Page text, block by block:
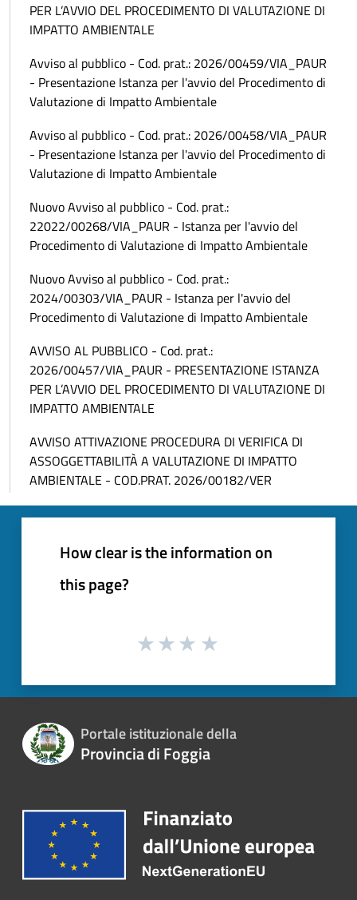
PER L’AVVIO DEL PROCEDIMENTO DI VALUTAZIONE DI
IMPATTO AMBIENTALE
Avviso al pubblico - Cod. prat.: 2026/00459/VIA_PAUR
- Presentazione Istanza per l'avvio del Procedimento di
Valutazione di Impatto Ambientale
Avviso al pubblico - Cod. prat.: 2026/00458/VIA_PAUR
- Presentazione Istanza per l'avvio del Procedimento di
Valutazione di Impatto Ambientale
Nuovo Avviso al pubblico - Cod. prat.:
22022/00268/VIA_PAUR - Istanza per l'avvio del
Procedimento di Valutazione di Impatto Ambientale
Nuovo Avviso al pubblico - Cod. prat.:
2024/00303/VIA_PAUR - Istanza per l'avvio del
Procedimento di Valutazione di Impatto Ambientale
AVVISO AL PUBBLICO - Cod. prat.:
2026/00457/VIA_PAUR - PRESENTAZIONE ISTANZA
PER L’AVVIO DEL PROCEDIMENTO DI VALUTAZIONE DI
IMPATTO AMBIENTALE
AVVISO ATTIVAZIONE PROCEDURA DI VERIFICA DI
ASSOGGETTABILITÀ A VALUTAZIONE DI IMPATTO
AMBIENTALE - COD.PRAT. 2026/00182/VER
How clear is the information on
this page?
Portale istituzionale della
Provincia di Foggia